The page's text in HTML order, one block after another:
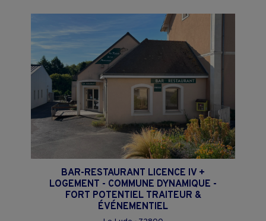
BAR-RESTAURANT LICENCE IV +
LOGEMENT - COMMUNE DYNAMIQUE -
FORT POTENTIEL TRAITEUR &
ÉVÉNEMENTIEL